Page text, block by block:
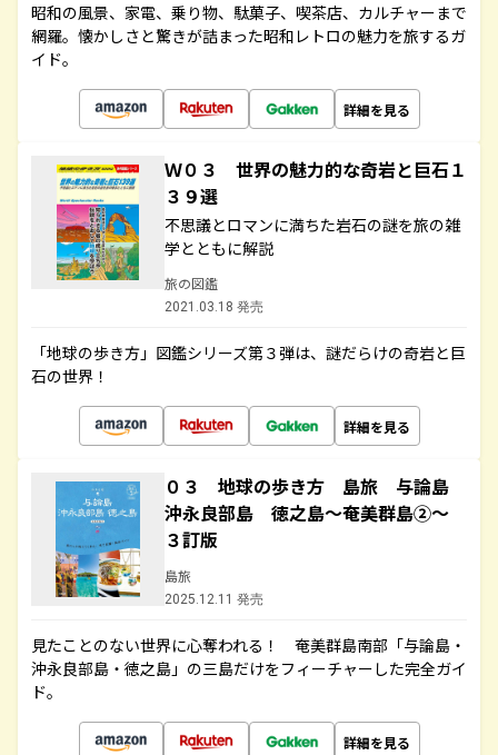
昭和の風景、家電、乗り物、駄菓子、喫茶店、カルチャーまで
網羅。懐かしさと驚きが詰まった昭和レトロの魅力を旅するガ
イド。
詳細を見る
Ｗ０３ 世界の魅力的な奇岩と巨石１
３９選
不思議とロマンに満ちた岩石の謎を旅の雑
学とともに解説
旅の図鑑
2021.03.18 発売
「地球の歩き方」図鑑シリーズ第３弾は、謎だらけの奇岩と巨
石の世界！
詳細を見る
０３ 地球の歩き方 島旅 与論島
沖永良部島 徳之島～奄美群島②～
３訂版
島旅
2025.12.11 発売
見たことのない世界に心奪われる！ 奄美群島南部「与論島・
沖永良部島・徳之島」の三島だけをフィーチャーした完全ガイ
ド。
詳細を見る